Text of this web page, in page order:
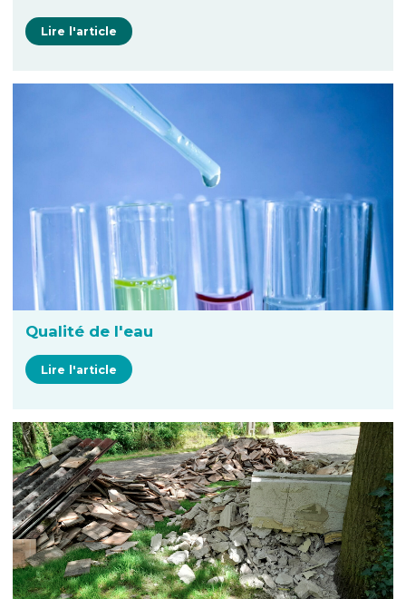
Lire l'article
Qualité de l'eau
Lire l'article